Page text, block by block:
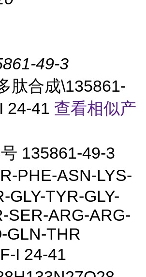
49-3
肽合成\135861-
24-41 查看相似产
135861-49-3
PHE-ASN-LYS-
GLY-TYR-GLY-
SER-ARG-ARG-
GLN-THR
I 24-41